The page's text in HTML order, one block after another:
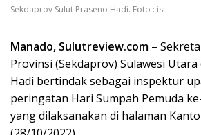
Sekdaprov Sulut Praseno Hadi. Foto : ist
Manado, Sulutreview.com –
Provinsi (Sekdaprov) Sulawesi
Hadi bertindak sebagai inspektur
peringatan Hari Sumpah Pemuda
yang dilaksanakan di halaman